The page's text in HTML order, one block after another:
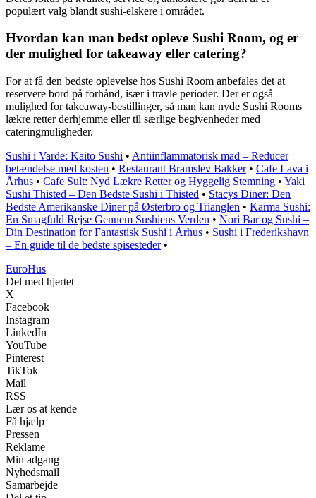
populært valg blandt sushi-elskere i området.
Hvordan kan man bedst opleve Sushi Room, og er
der mulighed for takeaway eller catering?
For at få den bedste oplevelse hos Sushi Room anbefales det at
reservere bord på forhånd, især i travle perioder. Der er også
mulighed for takeaway-bestillinger, så man kan nyde Sushi Rooms
lækre retter derhjemme eller til særlige begivenheder med
cateringmuligheder.
Sushi i Varde: Kaito Sushi • Antiinflammatorisk mad – Reducer
betændelse med kosten • Restaurant Bramslev Bakker• Cafe Lava i
Århus • Cafe Sult: Nyd Lækre Retter og Hyggelig Stemning • Yaki
Sushi Thisted – Den Bedste Sushi i Thisted • Stacys Diner: Den
Bedste Amerikanske Diner på Østerbro og Trianglen • Karma Sushi:
En Smagfuld Rejse Gennem Sushiens Verden • Nori Bar og Sushi –
Din Destination for Fantastisk Sushi i Århus • Sushi i Frederikshavn
– En guide til de bedste spisesteder•
EuroHus
Del med hjertet
X
Facebook
Instagram
LinkedIn
YouTube
Pinterest
TikTok
Mail
RSS
Lær os at kende
Få hjælp
Pressen
Reklame
Min adgang
Nyhedsmail
Samarbejde